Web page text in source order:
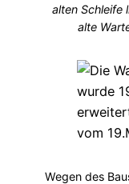
alten Schleife
alte
Wegen des